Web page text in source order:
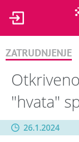
ZATRUDNJENJE
"hvata"
26.1.2024